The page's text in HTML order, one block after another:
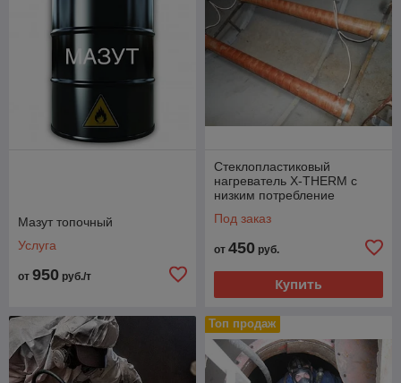
Мазут топочный
Услуга
от 950 руб./т
Стеклопластиковый
нагреватель X-THERM с
низким потребление
Под заказ
от 450 руб.
Купить
Топ продаж